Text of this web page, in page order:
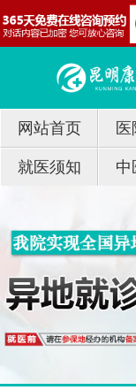
网站首页 医
就医须知 中